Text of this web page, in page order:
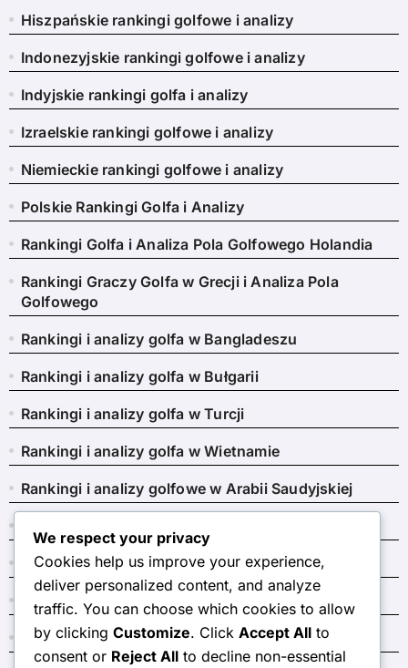
Hiszpańskie rankingi golfowe i analizy
Indonezyjskie rankingi golfowe i analizy
Indyjskie rankingi golfa i analizy
Izraelskie rankingi golfowe i analizy
Niemieckie rankingi golfowe i analizy
Polskie Rankingi Golfa i Analizy
Rankingi Golfa i Analiza Pola Golfowego Holandia
Rankingi Graczy Golfa w Grecji i Analiza Pola
Golfowego
Rankingi i analizy golfa w Bangladeszu
Rankingi i analizy golfa w Bułgarii
Rankingi i analizy golfa w Turcji
Rankingi i analizy golfa w Wietnamie
Rankingi i analizy golfowe w Arabii Saudyjskiej
Rankingi i analizy golfowe w Tajlandii
Ukraińskie rankingi golfa i analizy
Węgierskie rankingi golfowe i analizy
We respect your privacy
Cookies help us improve your experience,
deliver personalized content, and analyze
traffic. You can choose which cookies to allow
by clicking Customize. Click Accept All to
consent or Reject All to decline non-essential